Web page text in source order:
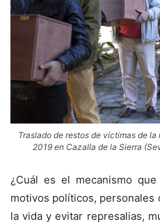
Traslado de restos de víctimas de
2019 en Cazalla de la Sierra
¿Cuál es el mecanismo
motivos políticos,
la vida y evitar represalias,